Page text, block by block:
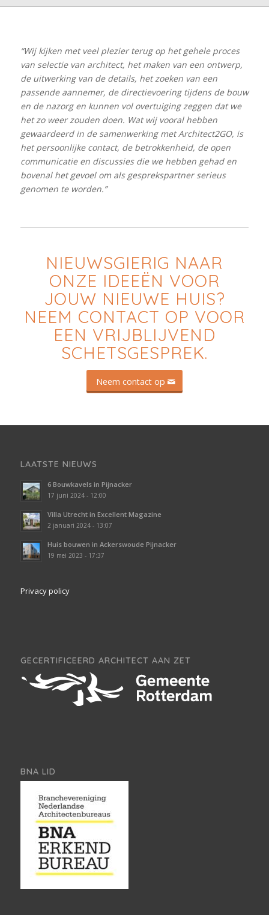
“Wij kijken met veel plezier terug op het gehele proces
van selectie van architect, het maken van een ontwerp,
de uitwerking van de details, het zoeken van een
passende aannemer, de directievoering tijdens de bouw
en de nazorg en kunnen vol overtuiging zeggen dat we
het zo weer zouden doen. Wat wij vooral hebben
gewaardeerd in de samenwerking met Architect2GO, is
het persoonlijke contact, de betrokkenheid, de open
communicatie en discussies die we hebben gehad en
bovenal het gevoel om als gesprekspartner serieus
genomen te worden.”
NIEUWSGIERIG NAAR
ONZE IDEEËN VOOR
JOUW NIEUWE HUIS?
NEEM CONTACT OP VOOR
EEN VRIJBLIJVEND
SCHETSGESPREK.
Neem contact op
LAATSTE NIEUWS
6 Bouwkavels in Pijnacker
17 juni 2024 - 12:00
Villa Utrecht in Excellent Magazine
2 januari 2024 - 13:07
Huis bouwen in Ackerswoude Pijnacker
19 mei 2023 - 17:37
Privacy policy
GECERTIFICEERD ARCHITECT AAN ZET
BNA LID